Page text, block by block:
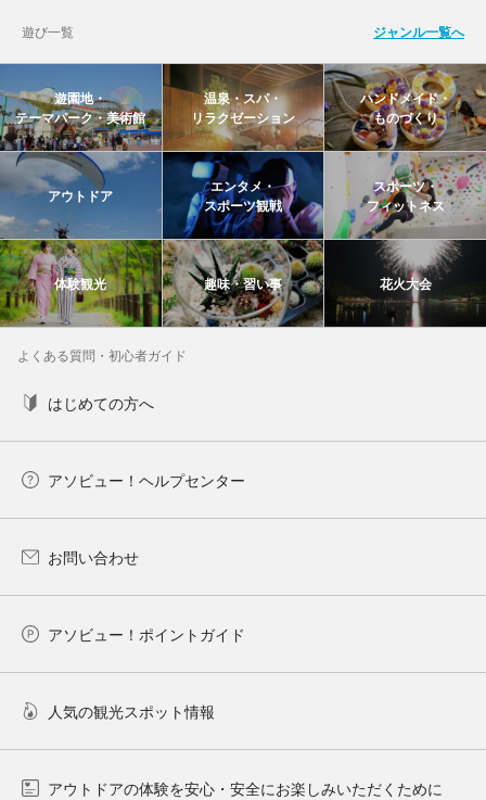
遊び一覧 ジャンル一覧へ
遊園地・
テーマパーク・美術館
温泉・スパ・
リラクゼーション
ハンドメイド・
ものづくり
アウトドア
エンタメ・
スポーツ観戦
スポーツ・
フィットネス
体験観光 趣味・習い事 花火大会
よくある質問・初心者ガイド
はじめての方へ
アソビュー！ヘルプセンター
お問い合わせ
アソビュー！ポイントガイド
人気の観光スポット情報
アウトドアの体験を安心・安全にお楽しみいただくために